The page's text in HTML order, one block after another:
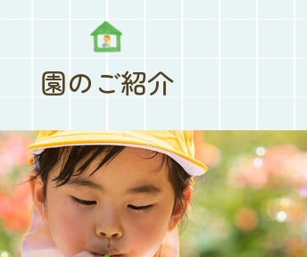
園のご紹介